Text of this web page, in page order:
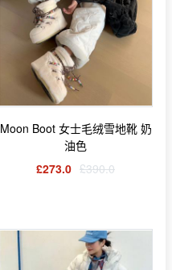
Moon Boot 女士毛绒雪地靴 奶
油色
£273.0 £390.0